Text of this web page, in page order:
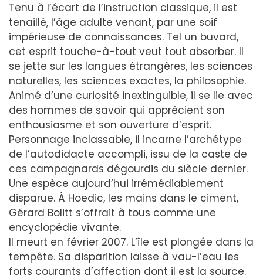
Tenu à l’écart de l’instruction classique, il est
tenaillé, l’âge adulte venant, par une soif
impérieuse de connaissances. Tel un buvard,
cet esprit touche-à-tout veut tout absorber. Il
se jette sur les langues étrangères, les sciences
naturelles, les sciences exactes, la philosophie.
Animé d’une curiosité inextinguible, il se lie avec
des hommes de savoir qui apprécient son
enthousiasme et son ouverture d’esprit.
Personnage inclassable, il incarne l’archétype
de l’autodidacte accompli, issu de la caste de
ces campagnards dégourdis du siècle dernier.
Une espèce aujourd’hui irrémédiablement
disparue. À Hoedic, les mains dans le ciment,
Gérard Bolitt s’offrait à tous comme une
encyclopédie vivante.
Il meurt en février 2007. L’île est plongée dans la
tempête. Sa disparition laisse à vau-l’eau les
forts courants d’affection dont il est la source.